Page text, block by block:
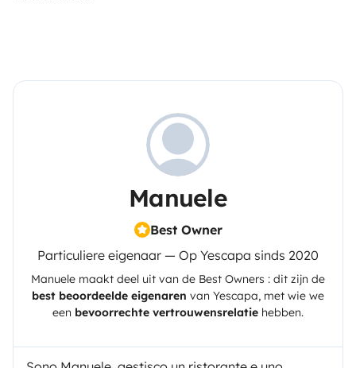
Manuele
Best Owner
Particuliere eigenaar — Op Yescapa sinds 2020
Manuele maakt deel uit van de Best Owners : dit zijn de
best beoordeelde eigenaren van Yescapa, met wie we
een bevoorrechte vertrouwensrelatie hebben.